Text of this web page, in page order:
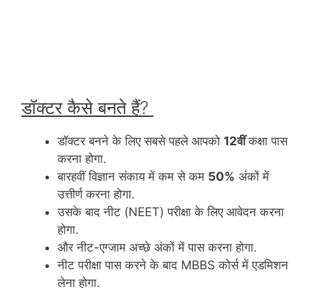
डॉक्टर कैसे बनते हैं?
डॉक्टर बनने के लिए सबसे पहले आपको 12वींकक्षा पास
करना होगा.
बारहवीं विज्ञान संकाय में कम से कम 50% अंकों में
उत्तीर्ण करना होगा.
उसके बाद नीट (NEET) परीक्षा के लिए आवेदन करना
होगा.
और नीट-एग्जाम अच्छे अंकों में पास करना होगा.
नीट परीक्षा पास करने के बाद MBBS कोर्स में एडमिशन
लेना होगा.